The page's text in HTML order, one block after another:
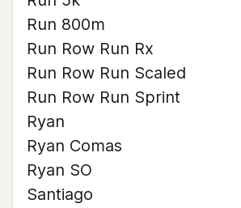
Run 800m
Run Row Run Rx
Run Row Run Scaled
Run Row Run Sprint
Ryan
Ryan Comas
Ryan SO
Santiago